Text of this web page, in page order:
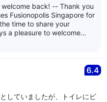
Fusionopolis Singapore for
time to share your
are especially delighted
apartment. -- Your
a great deal to us, and
feedback regarding the
Please be assured that we
6.4
していましたが、トイレにビ